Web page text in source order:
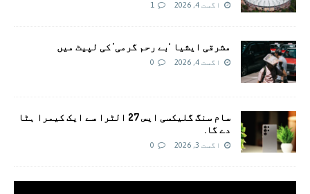
اگست 4, 2026 1
مشرقی ایشیا ‘بے رحم گرمی’ کی لپیٹ میں
اگست 4, 2026 0
سام سنگ گلیکسی ایس 27 الٹرا سے ایک کیمرا ہٹا
دے گا.
اگست 3, 2026 0